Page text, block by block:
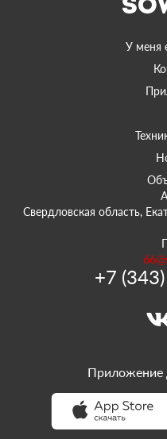
У меня
Свердловская область,
+7
Приложение